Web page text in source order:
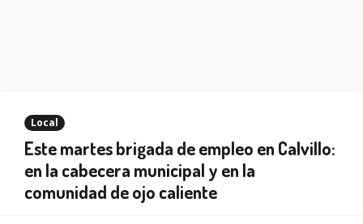
Local
Este martes brigada de empleo en Calvillo:
en la cabecera municipal y en la
comunidad de ojo caliente